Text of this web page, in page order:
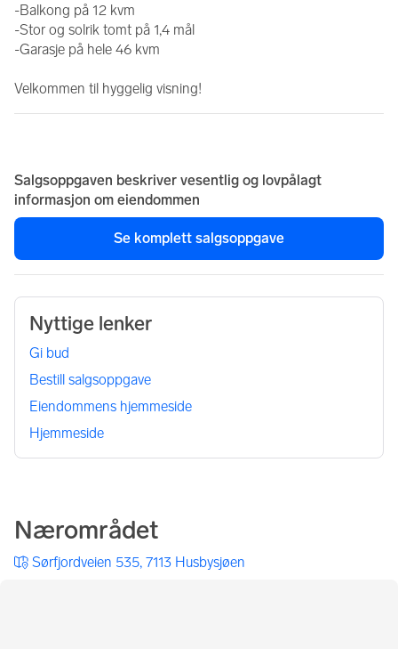
-Balkong på 12 kvm
-Stor og solrik tomt på 1,4 mål
-Garasje på hele 46 kvm
Velkommen til hyggelig visning!
Salgsoppgaven beskriver vesentlig og lovpålagt
informasjon om eiendommen
Se komplett salgsoppgave
Nyttige lenker
Gi bud
Bestill salgsoppgave
Eiendommens hjemmeside
Hjemmeside
Nærområdet
Sørfjordveien 535, 7113 Husbysjøen